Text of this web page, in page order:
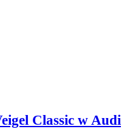
Classic w Audi